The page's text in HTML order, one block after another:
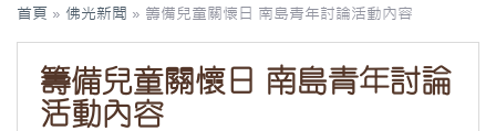
首頁 » 佛光新聞 » 籌備兒童關懷日 南島青年討論活動內容
籌備兒童關懷日 南島青年討論
活動內容